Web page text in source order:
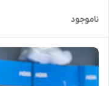
ناموجود